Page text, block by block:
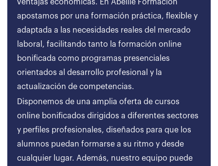
ventajas económicas. En Abeille Formación
apostamos por una formación práctica, flexible y
adaptada a las necesidades reales del mercado
laboral, facilitando tanto la formación online
bonificada como programas presenciales
orientados al desarrollo profesional y la
actualización de competencias.
Disponemos de una amplia oferta de cursos
online bonificados dirigidos a diferentes sectores
y perfiles profesionales, diseñados para que los
alumnos puedan formarse a su ritmo y desde
cualquier lugar. Además, nuestro equipo puede